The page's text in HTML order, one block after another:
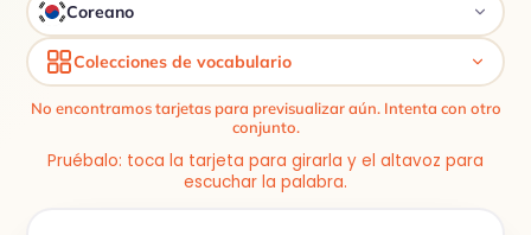
Coreano
Colecciones de vocabulario
No encontramos tarjetas para previsualizar aún. Intenta con otro
conjunto.
Pruébalo: toca la tarjeta para girarla y el altavoz para
escuchar la palabra.